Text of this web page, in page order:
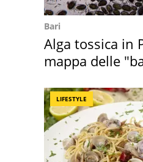
Bari
Alga tossica in
mappa delle
LIFESTYLE